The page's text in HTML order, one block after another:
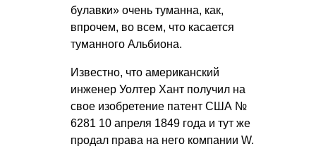
булавки» очень туманна, как,
впрочем, во всем, что касается
туманного Альбиона.
Известно, что американский
инженер Уолтер Хант получил на
свое изобретение патент США №
6281 10 апреля 1849 года и тут же
продал права на него компании W.